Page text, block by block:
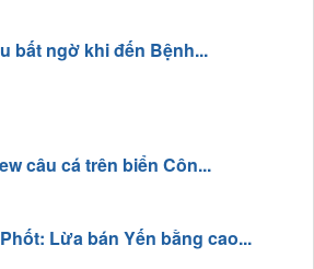
bất ngờ khi đến Bệnh...
câu cá trên biển Côn...
Lừa bán Yến bằng cao...